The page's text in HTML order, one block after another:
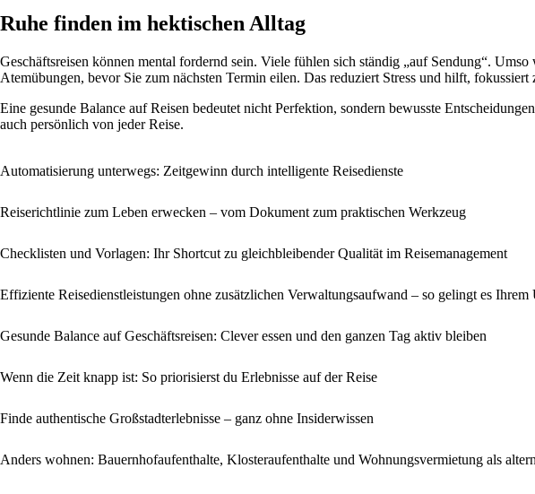
Ruhe finden im hektischen Alltag
Geschäftsreisen können mental fordernd sein. Viele fühlen sich ständig „auf Sendung“.
Atemübungen, bevor Sie zum nächsten Termin eilen. Das reduziert Stress und hilft, fokussiert
Eine gesunde Balance auf Reisen bedeutet nicht Perfektion, sondern bewusste
auch persönlich von jeder Reise.
Automatisierung unterwegs: Zeitgewinn durch intelligente Reisedienste
Reiserichtlinie zum Leben erwecken – vom Dokument zum praktischen Werkzeug
Checklisten und Vorlagen: Ihr Shortcut zu gleichbleibender Qualität im Reisemanagement
Effiziente Reisedienstleistungen ohne zusätzlichen Verwaltungsaufwand – so gelingt es Ihrem
Gesunde Balance auf Geschäftsreisen: Clever essen und den ganzen Tag aktiv bleiben
Wenn die Zeit knapp ist: So priorisierst du Erlebnisse auf der Reise
Finde authentische Großstadterlebnisse – ganz ohne Insiderwissen
Anders wohnen: Bauernhofaufenthalte, Klosteraufenthalte und Wohnungsvermietung als